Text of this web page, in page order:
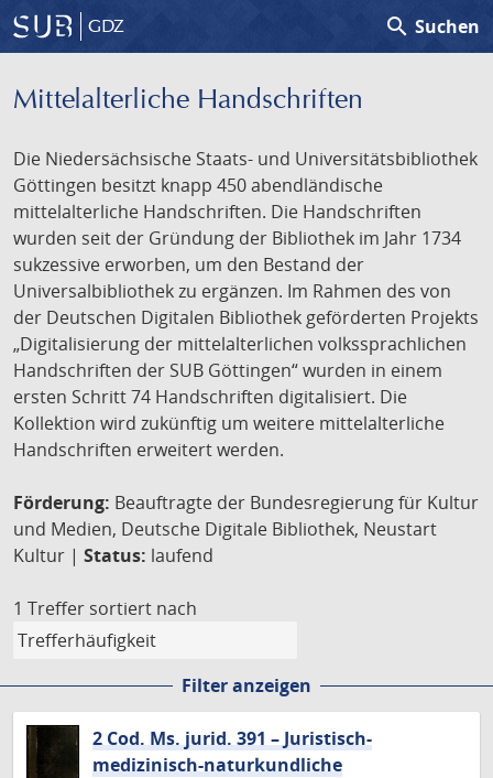
GDZ search Suchen
Mittelalterliche Handschriften
Die Niedersächsische Staats- und Universitätsbibliothek
Göttingen besitzt knapp 450 abendländische
mittelalterliche Handschriften. Die Handschriften
wurden seit der Gründung der Bibliothek im Jahr 1734
sukzessive erworben, um den Bestand der
Universalbibliothek zu ergänzen. Im Rahmen des von
der Deutschen Digitalen Bibliothek geförderten Projekts
„Digitalisierung der mittelalterlichen volkssprachlichen
Handschriften der SUB Göttingen“ wurden in einem
ersten Schritt 74 Handschriften digitalisiert. Die
Kollektion wird zukünftig um weitere mittelalterliche
Handschriften erweitert werden.
Förderung: Beauftragte der Bundesregierung für Kultur
und Medien, Deutsche Digitale Bibliothek, Neustart
Kultur | Status: laufend
1 Treffer sortiert nach
Filter anzeigen
2 Cod. Ms. jurid. 391 – Juristisch-
medizinisch-naturkundliche